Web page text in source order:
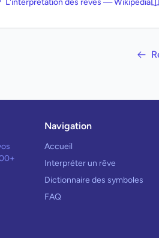
L'interprétation des rêves — Wikipédia
Navigation
Accueil
Interpréter un rêve
Dictionnaire des symboles
FAQ